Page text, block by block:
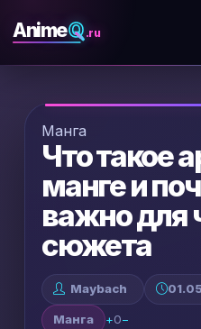
AnimeQ .ru
Манга
Что такое
манге и
важно для
сюжета
Maybach
Манга +0−